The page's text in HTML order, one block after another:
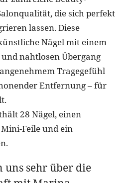
die sich perfekt
lassen. Diese
Nägel mit einem
nahtlosen Übergang
Tragegefühl
Entfernung – für
28 Nägel, einen
Feile und ein
uns sehr über die